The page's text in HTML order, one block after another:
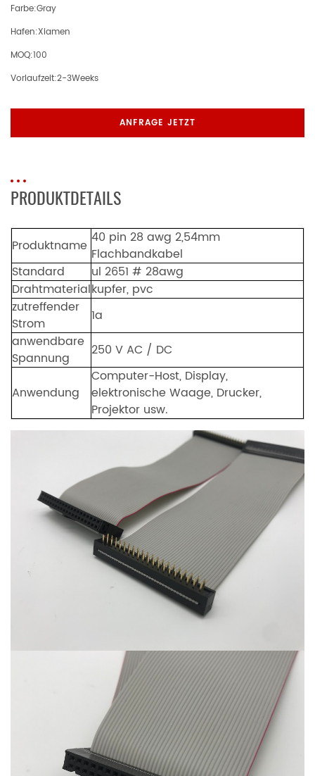
Farbe:Gray
Hafen:Xiamen
MOQ:100
Vorlaufzeit:2-3Weeks
ANFRAGE JETZT
PRODUKTDETAILS
Produktname 40 pin 28 awg 2,54mm
Flachbandkabel
Standard
ul 2651 # 28awg
Drahtmaterialkupfer, pvc
zutreffender
Strom
1a
anwendbare
Spannung
250 V AC / DC
Anwendung
Computer-Host, Display,
elektronische Waage, Drucker,
Projektor usw.